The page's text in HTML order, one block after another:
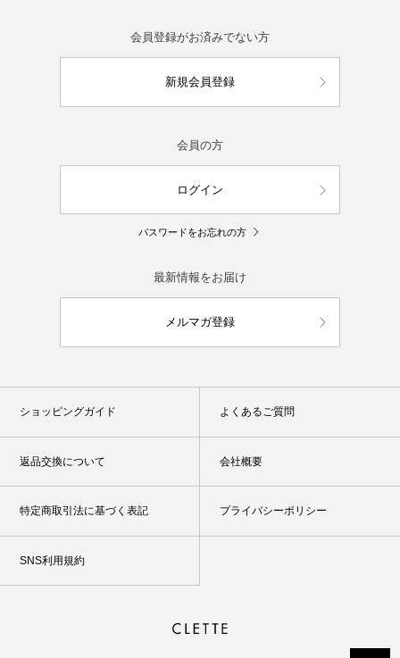
会員登録がお済みでない方
新規会員登録
会員の方
ログイン
パスワードをお忘れの方
最新情報をお届け
メルマガ登録
ショッピングガイド よくあるご質問
返品交換について 会社概要
特定商取引法に基づく表記 プライバシーポリシー
SNS利用規約